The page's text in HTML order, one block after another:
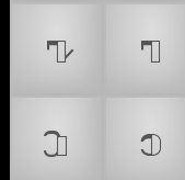
𝡧
𝡨
𝡬
𝡭